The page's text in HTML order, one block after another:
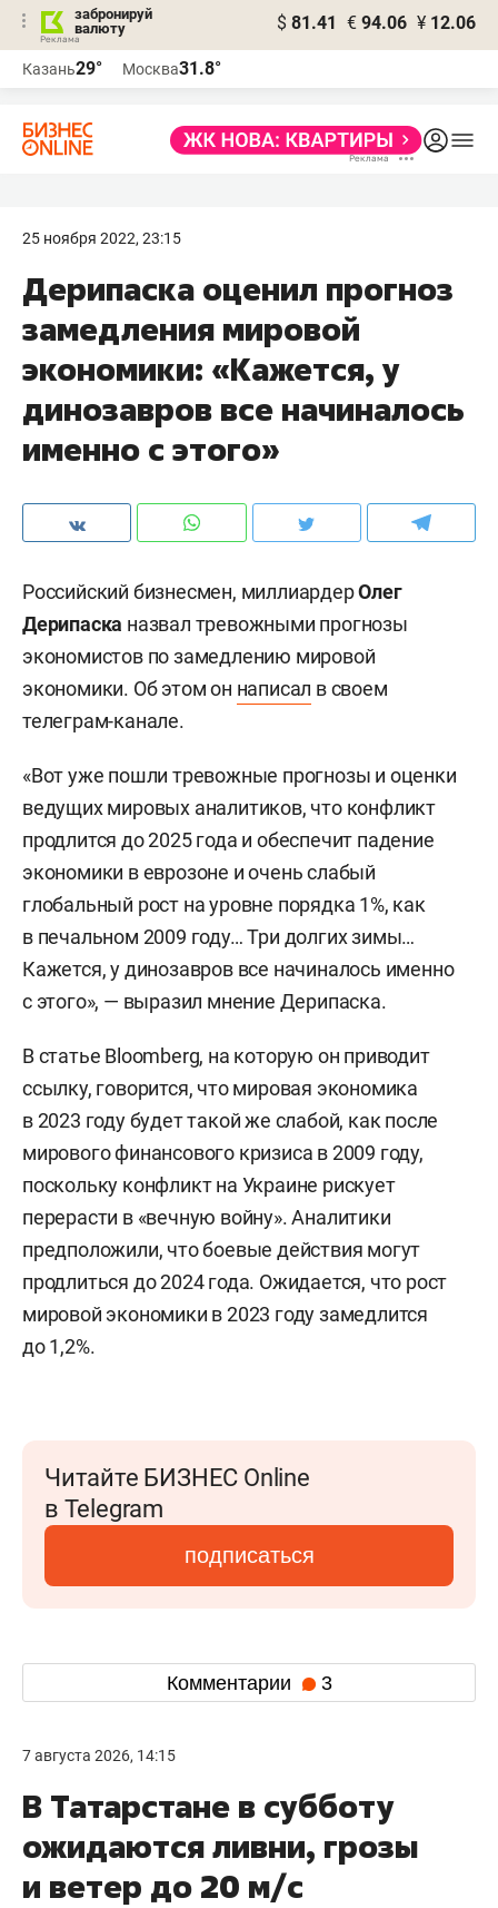
забронируй
валюту
$ 81.41 € 94.06 ¥ 12.06
Казань29° Москва31.8°
25 ноября 2022, 23:15
Дерипаска оценил прогноз
замедления мировой
экономики: «Кажется, у
динозавров все начиналось
именно с этого»
Российский бизнесмен, миллиардерОлег
Дерипаска назвал тревожными прогнозы
экономистов по замедлению мировой
экономики. Об этом он написал в своем
телеграм-канале.
«Вот уже пошли тревожные прогнозы и оценки
ведущих мировых аналитиков, что конфликт
продлится до 2025 года и обеспечит падение
экономики в еврозоне и очень слабый
глобальный рост на уровне порядка 1%, как
в печальном 2009 году… Три долгих зимы…
Кажется, у динозавров все начиналось именно
с этого», — выразил мнение Дерипаска.
В статье Bloomberg, на которую он приводит
ссылку, говорится, что мировая экономика
в 2023 году будет такой же слабой, как после
мирового финансового кризиса в 2009 году,
поскольку конфликт на Украине рискует
перерасти в «вечную войну». Аналитики
предположили, что боевые действия могут
продлиться до 2024 года. Ожидается, что рост
мировой экономики в 2023 году замедлится
до 1,2%.
Читайте БИЗНЕС Online
в Telegram
подписаться
Комментарии 3
7 августа 2026, 14:15
В Татарстане в субботу
ожидаются ливни, грозы
и ветер до 20 м/с